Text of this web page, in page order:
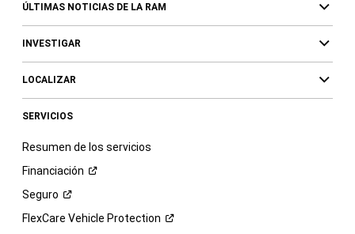
ÚLTIMAS NOTICIAS DE LA RAM
INVESTIGAR
LOCALIZAR
SERVICIOS
Resumen de los servicios
Financiación
Seguro
FlexCare Vehicle Protection